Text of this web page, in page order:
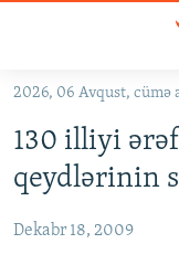
Əsas
qayıt
Əsas
naviqasiyaya
qayıt
KORRUPSIOMETR
#ƏSLINDƏ
2026, 06 Avqust, cümə
130 illiyi
qeydlərinin
Dekabr 18, 2009